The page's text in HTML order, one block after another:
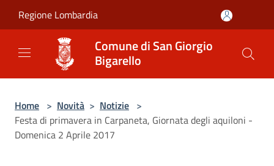
Regione Lombardia
Comune di San Giorgio
Bigarello
Home > Novità > Notizie >
Festa di primavera in Carpaneta, Giornata degli aquiloni -
Domenica 2 Aprile 2017